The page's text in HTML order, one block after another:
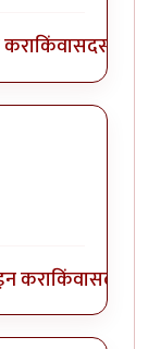
किंवासदस्य व्हा
भेळ म्हणजे
कराकिंवासदस्य